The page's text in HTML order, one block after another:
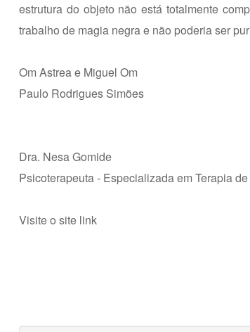
estrutura do objeto não está totalmente
trabalho de magia negra e não poderia ser
Om Astrea e Miguel Om
Paulo Rodrigues Simões
Dra. Nesa Gomide
Psicoterapeuta - Especializada em Terapia
Visite o site link